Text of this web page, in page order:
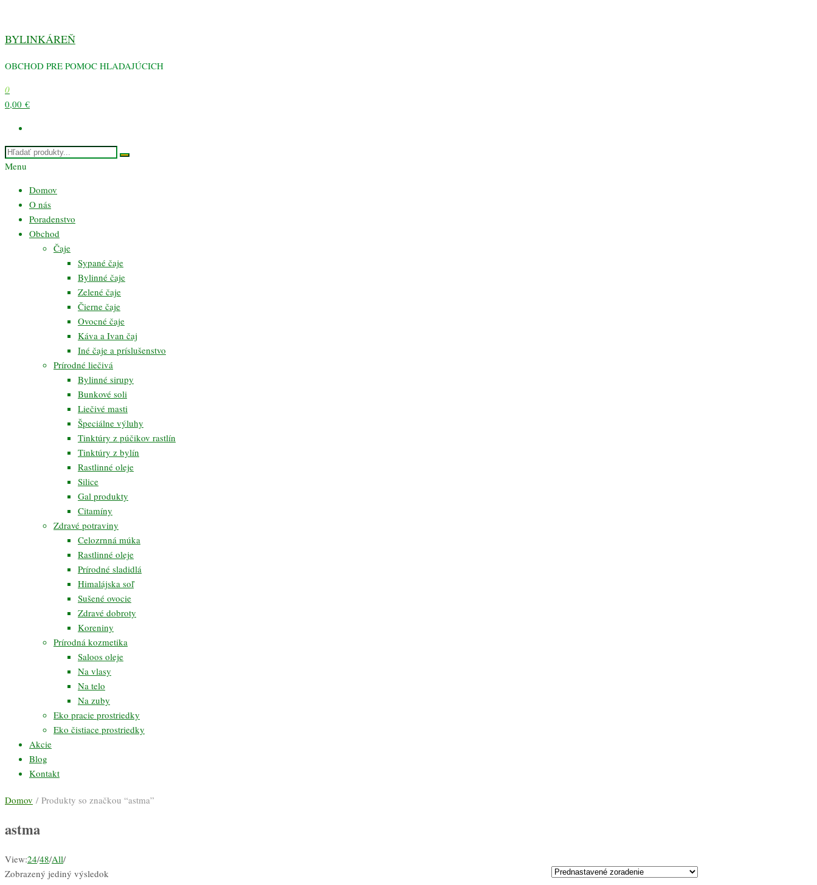
obsah
BYLINKÁREŇ
OBCHOD PRE POMOC HLADAJÚCICH
0
0,00 €
Menu
Domov
O nás
Poradenstvo
Obchod
Čaje
Sypané čaje
Bylinné čaje
Zelené čaje
Čierne čaje
Ovocné čaje
Káva a Ivan čaj
Iné čaje a príslušenstvo
Prírodné liečivá
Bylinné sirupy
Bunkové soli
Liečivé masti
Špeciálne výluhy
Tinktúry z púčikov rastlín
Tinktúry z bylín
Rastlinné oleje
Silice
Gal produkty
Citamíny
Zdravé potraviny
Celozrnná múka
Rastlinné oleje
Prírodné sladidlá
Himalájska soľ
Sušené ovocie
Zdravé dobroty
Koreniny
Prírodná kozmetika
Saloos oleje
Na vlasy
Na telo
Na zuby
Eko pracie prostriedky
Eko čistiace prostriedky
Akcie
Blog
Kontakt
Domov / Produkty so značkou “astma”
astma
View:24/48/All/
Zobrazený jediný výsledok